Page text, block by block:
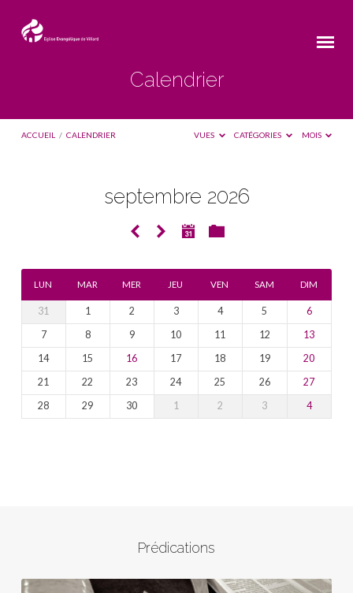
Calendrier
ACCUEIL / CALENDRIER VUES CATÉGORIES MOIS
septembre 2026
LUN MAR MER JEU VEN SAM DIM
31 1 2 3 4 5
6
7
8 9 10 11 12
13
14
15 16 17 18 19
20
21
22 23 24 25 26
27
28
29 30 1 2 3 4
Prédications